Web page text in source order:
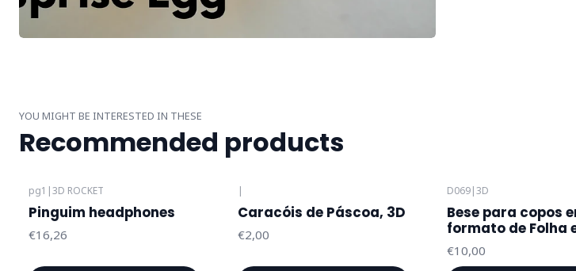
YOU MIGHT BE INTERESTED IN THESE
Recommended products
pg1 |3D ROCKET
Pinguim headphones
€16,26
|
Caracóis de Páscoa, 3D
€2,00
D069|3D
Bese para copos
formato de Folha
€10,00